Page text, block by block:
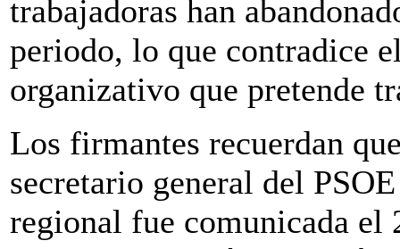
trabajadoras han
periodo, lo que contradice
organizativo que pretende
Los firmantes recuerdan
secretario general del
regional fue comunicada el